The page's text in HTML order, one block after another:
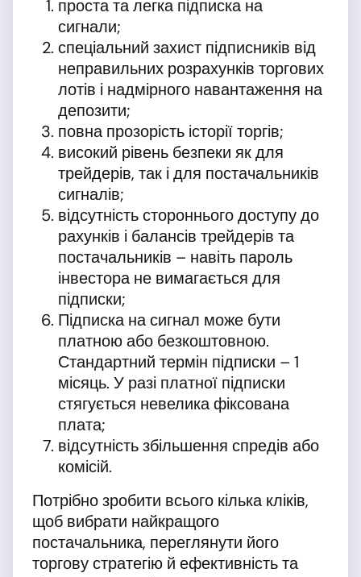
проста та легка підписка на
сигнали;
спеціальний захист підписників від
неправильних розрахунків торгових
лотів і надмірного навантаження на
депозити;
повна прозорість історії торгів;
високий рівень безпеки як для
трейдерів, так і для постачальників
сигналів;
відсутність стороннього доступу до
рахунків і балансів трейдерів та
постачальників – навіть пароль
інвестора не вимагається для
підписки;
Підписка на сигнал може бути
платною або безкоштовною.
Стандартний термін підписки – 1
місяць. У разі платної підписки
стягується невелика фіксована
плата;
відсутність збільшення спредів або
комісій.
Потрібно зробити всього кілька кліків,
щоб вибрати найкращого
постачальника, переглянути його
торгову стратегію й ефективність та